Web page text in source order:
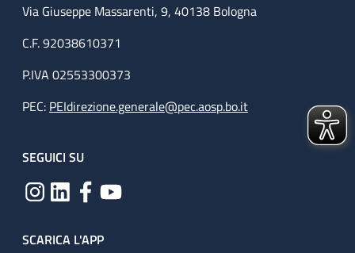
Via Giuseppe Massarenti, 9, 40138 Bologna
C.F. 92038610371
P.IVA 02553300373
PEC: PEIdirezione.generale@pec.aosp.bo.it
SEGUICI SU
SCARICA L'APP